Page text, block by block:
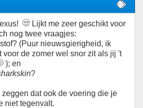
Lijkt me zeer geschikt voor
nog twee vraagjes:
(Puur nieuwsgierigheid, ik
voor de zomer wel snor zit als jij 't
); en
?
dat ook de voering die je
niet tegenvalt.